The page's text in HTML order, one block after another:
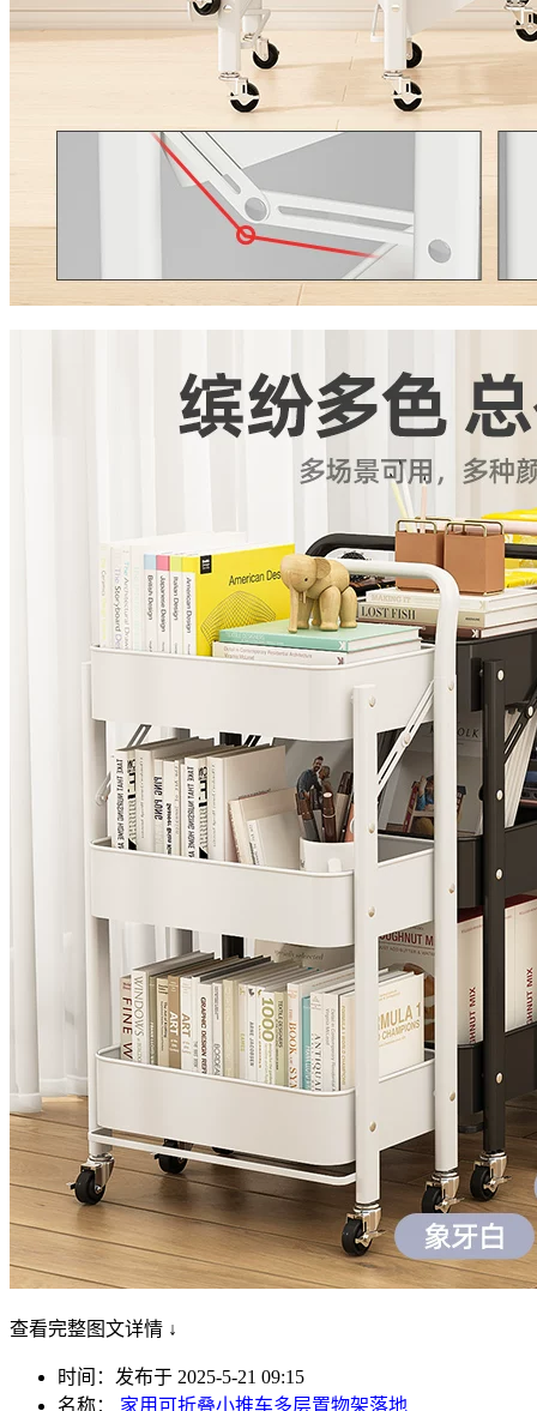
查看完整图文详情 ↓
时间：发布于 2025-5-21 09:15
名称：
家用可折叠小推车多层置物架落地